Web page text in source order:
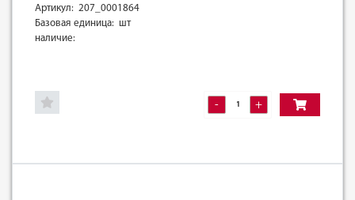
Артикул: 207_0001864
Базовая единица: шт
наличие:
- +